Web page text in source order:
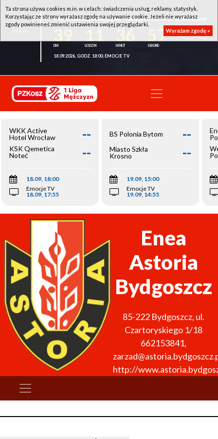
WKK ACTIVE HOTEL WROCŁAW - KSK QEMETICA NOTEĆ INOWROCŁAW
57
18.09.2026, GODZ. 18:00, EMOCJE TV
WKK Active
Hotel Wrocław
--
KSK Qemetica
Noteć
Inowrocław
--
18.09, 18:00
Emocje TV
18.09, 17:55
BS Polonia Bytom --
Miasto Szkła
Krosno
--
19.09, 15:00
Emocje TV
19.09, 14:55
Enea
Astoria
Bydgoszcz
85-222 Bydgoszcz, ul.
Czartoryskiego 1/18
662153841,
http://
Ta strona używa cookies m.in. w celach: świadczenia usług, reklamy, statystyk.
Korzystając ze strony wyrażasz zgodę na używanie cookie. Jeżeli nie wyrażasz
zgody powinieneś zmienić ustawienia swojej przeglądarki.
Wyrażam zgodę »